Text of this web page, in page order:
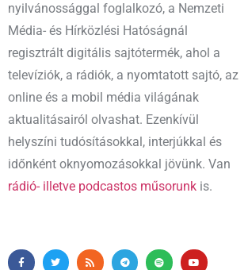
nyilvánossággal foglalkozó, a Nemzeti
Média- és Hírközlési Hatóságnál
regisztrált digitális sajtótermék, ahol a
televíziók, a rádiók, a nyomtatott sajtó, az
online és a mobil média világának
aktualitásairól olvashat. Ezenkívül
helyszíni tudósításokkal, interjúkkal és
időnként oknyomozásokkal jövünk. Van
rádió- illetve podcastos műsorunk is.